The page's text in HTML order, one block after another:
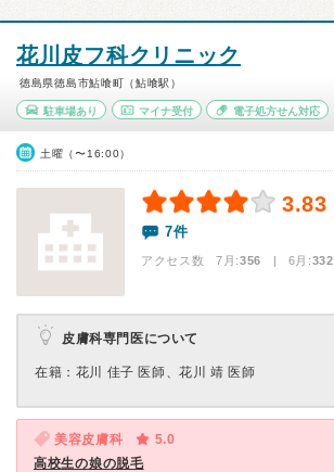
花川皮フ科クリニック
徳島県徳島市鮎喰町（鮎喰駅）
駐車場あり マイナ受付 電子処方せん対応
土曜（〜16:00）
3.83
7件
アクセス数 7月:356 | 6月:332
皮膚科専門医について
在籍：花川 佳子 医師、花川 靖 医師
美容皮膚科
5.0
高校生の娘の脱毛